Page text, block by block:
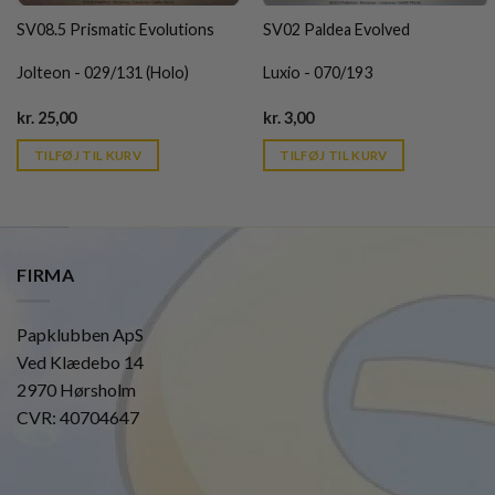
SV08.5 Prismatic Evolutions
Jolteon - 029/131 (Holo)
kr. 25,00Current
is:
kr. 39,95.
TILFØJ TIL KURV
SV02 Paldea Evolved
Luxio - 070/193
kr.3,00Current
is:
kr. 39,95.
TILFØJ TIL KURV
FIRMA
Papklubben ApS
Ved Klædebo 14
2970 Hørsholm
CVR: 40704647